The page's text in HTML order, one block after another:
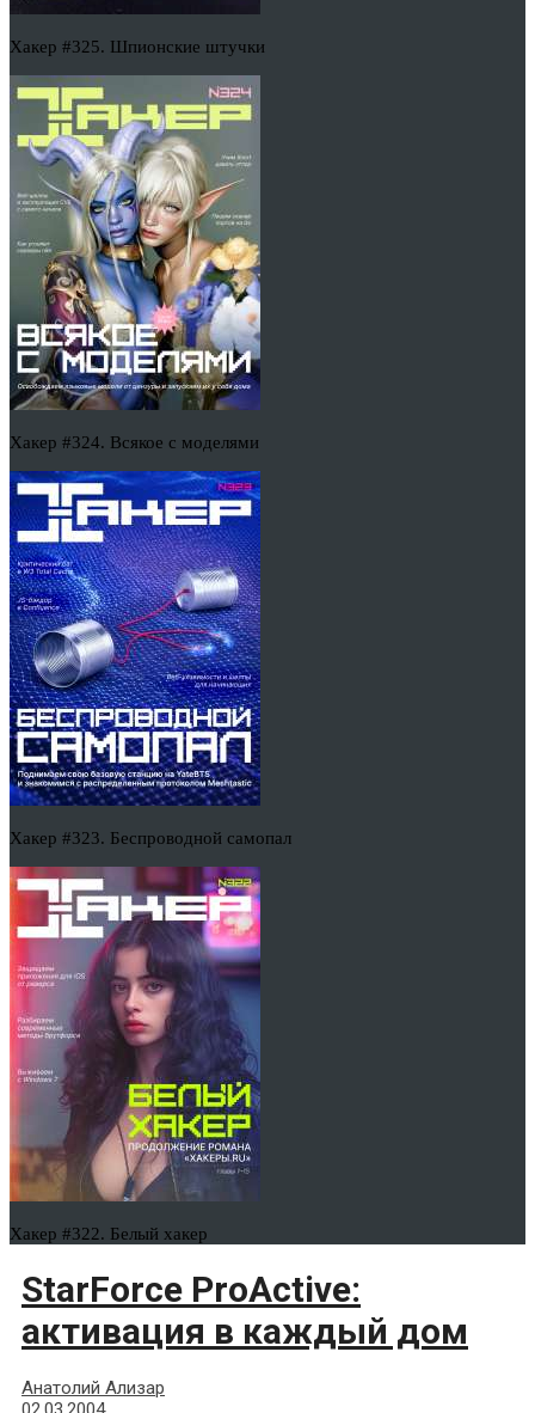
Хакер #325. Шпионские штучки
Хакер #324. Всякое с моделями
Хакер #323. Беспроводной самопал
Хакер #322. Белый хакер
StarForce ProActive:
активация в каждый дом
Анатолий Ализар